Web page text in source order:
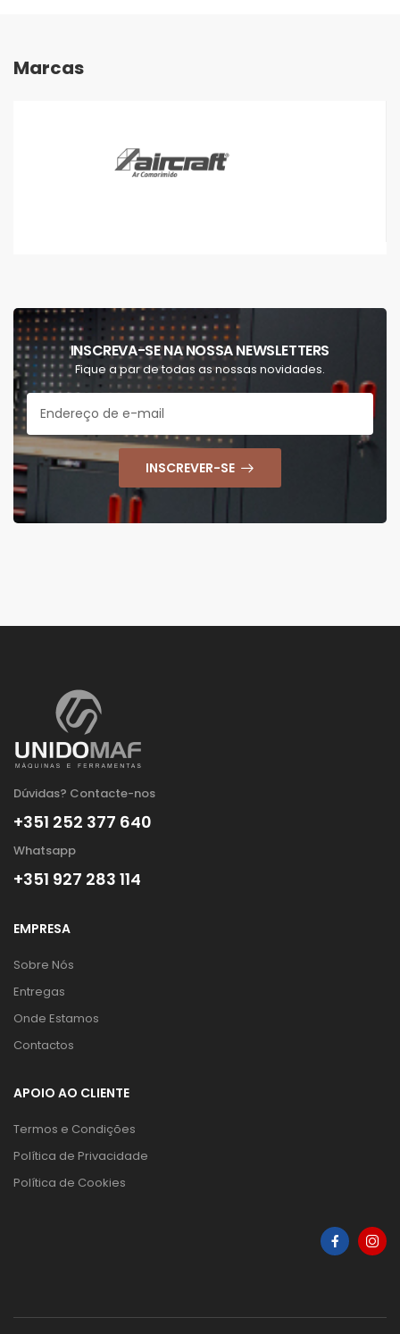
Marcas
INSCREVA-SE NA NOSSA NEWSLETTERS
Fique a par de todas as nossas novidades.
INSCREVER-SE
Dúvidas? Contacte-nos
+351 252 377 640
Whatsapp
+351 927 283 114
EMPRESA
Sobre Nós
Entregas
Onde Estamos
Contactos
APOIO AO CLIENTE
Termos e Condições
Política de Privacidade
Política de Cookies